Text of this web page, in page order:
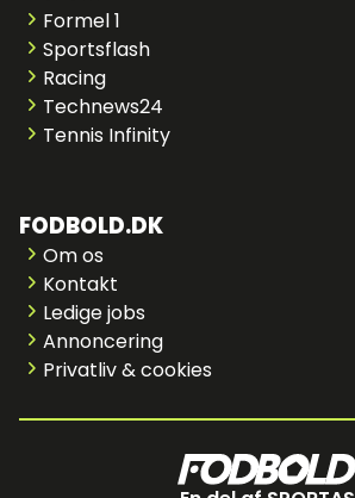
Formel 1
Sportsflash
Racing
Technews24
Tennis Infinity
FODBOLD.DK
Om os
Kontakt
Ledige jobs
Annoncering
Privatliv & cookies